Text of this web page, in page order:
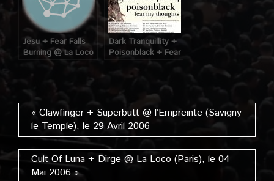
Jesu + Fear Falls
Burning @ La Loco
(Paris) le 03
Dark Tranquillity +
Poisonblack + Fear
My Thoughts @ La
Loco (Paris), le 28
Octobre 2008
« Clawfinger + Superbutt @ l’Empreinte (Savigny
le Temple), le 29 Avril 2006
Cult Of Luna + Dirge @ La Loco (Paris), le 04
Mai 2006 »